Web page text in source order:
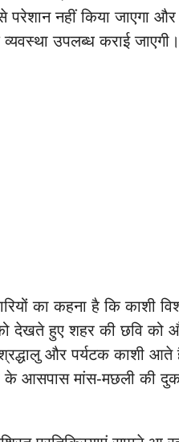
नहीं किया जाएगा
उपलब्ध कराई जाएगी।
का कहना है कि काशी
देखते हुए शहर की छवि को
और पर्यटक काशी
के आसपास मांस-मछली की